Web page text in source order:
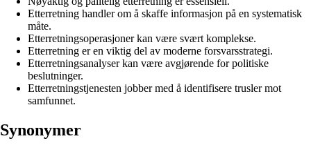
Etterretning handler om å skaffe informasjon på en systematisk
måte.
Etterretningsoperasjoner kan være svært komplekse.
Etterretning er en viktig del av moderne forsvarsstrategi.
Etterretningsanalyser kan være avgjørende for politiske
beslutninger.
Etterretningstjenesten jobber med å identifisere trusler mot
samfunnet.
Synonymer